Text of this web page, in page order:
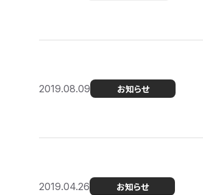
2019.08.09 お知らせ
2019.04.26 お知らせ